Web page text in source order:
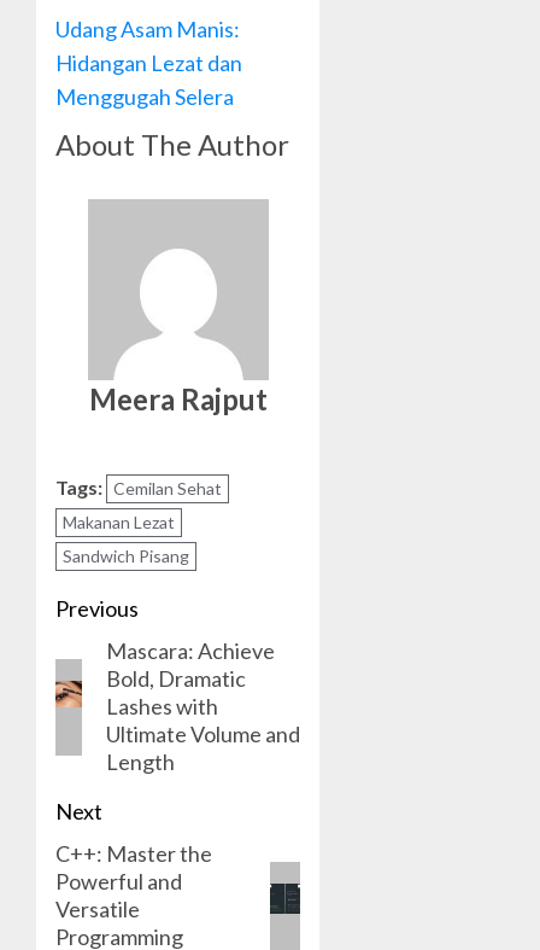
Udang Asam Manis:
Hidangan Lezat dan
Menggugah Selera
About The Author
Meera Rajput
Tags: Cemilan Sehat
Makanan Lezat
Sandwich Pisang
Post
navigation
Previous
Previous
post:
Mascara: Achieve
Bold, Dramatic
Lashes with
Ultimate Volume and
Length
Next
Next
post:
C++: Master the
Powerful and
Versatile
Programming